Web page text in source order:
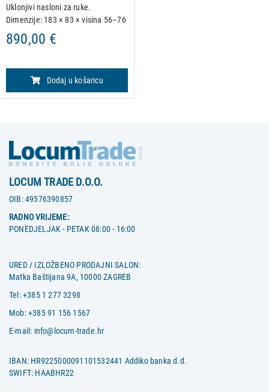
Uklonjivi nasloni za ruke.
Dimenzije: 183 × 83 × visina 56–76
cm Neto težina: 72 kg Maksimalno
opterećenje: 175 kg Podešavanje
890,00 €
Dodaj u košaricu
LOCUM TRADE D.O.O.
OIB:49576390857
RADNO VRIJEME:
PONEDJELJAK - PETAK 08:00 - 16:00
URED / IZLOŽBENO PRODAJNI SALON:
Matka Baštijana 9A, 10000 ZAGREB
Tel:+385 1 277 3298
Mob:+385 91 156 1567
E-mail: info@locum-trade.hr
IBAN: HR9225000091101532441 Addiko banka d.d.
SWIFT: HAABHR22